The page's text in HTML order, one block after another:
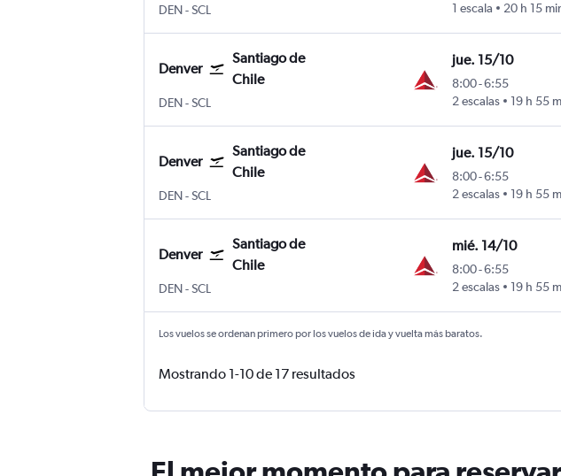
DENInternacional de Denver
-SCL Santiago de Chile Internacional Arturo Merino Benítez
1 escala
20 h 15
Denver
Santiago de
Chile
DENInternacional de Denver
-SCL Santiago de Chile Internacional Arturo Merino Benítez
jue. 15/10
8:00-6:55
2 escalas
19 h 55
Denver
Santiago de
Chile
DENInternacional de Denver
-SCL Santiago de Chile Internacional Arturo Merino Benítez
jue. 15/10
8:00-6:55
2 escalas
19 h 55
Denver
Santiago de
Chile
DENInternacional de Denver
-SCL Santiago de Chile Internacional Arturo Merino Benítez
mié. 14/10
8:00-6:55
2 escalas
19 h 55
Los vuelos se ordenan primero por los vuelos de ida y vuelta más baratos.
Mostrando 1-10 de 17 resultados